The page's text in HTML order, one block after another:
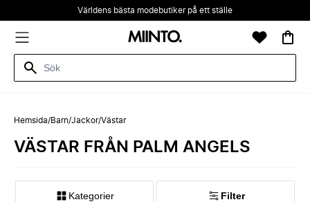
Världens bästa modebutiker på ett ställe
Hemsida/Barn/Jackor/Västar
VÄSTAR FRÅN PALM ANGELS
Kategorier Filter